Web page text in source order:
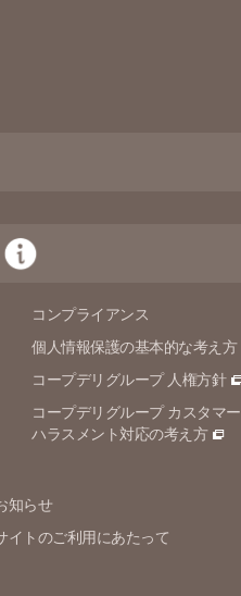
コンプライアンス
個人情報保護の基本的な考え方
コープデリグループ 人権方針
コープデリグループ カスタマー
ハラスメント対応の考え方
知らせ
イトのご利用にあたって